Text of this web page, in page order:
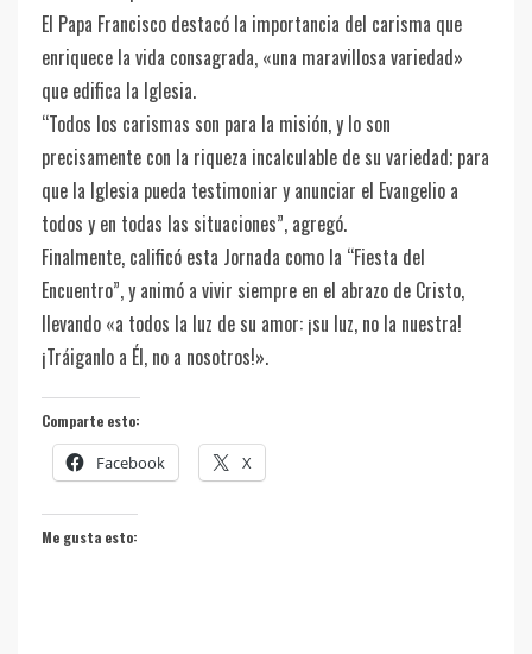
El Papa Francisco destacó la importancia del carisma que
enriquece la vida consagrada, «una maravillosa variedad»
que edifica la Iglesia.
“Todos los carismas son para la misión, y lo son
precisamente con la riqueza incalculable de su variedad; para
que la Iglesia pueda testimoniar y anunciar el Evangelio a
todos y en todas las situaciones”, agregó.
Finalmente, calificó esta Jornada como la “Fiesta del
Encuentro”, y animó a vivir siempre en el abrazo de Cristo,
llevando «a todos la luz de su amor: ¡su luz, no la nuestra!
¡Tráiganlo a Él, no a nosotros!».
Comparte esto:
Facebook X
Me gusta esto: